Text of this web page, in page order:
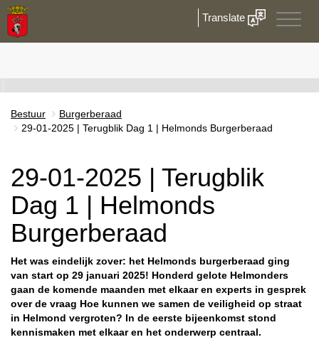
Toggle
Translate
Bestuur
Burgerberaad
29-01-2025 | Terugblik Dag 1 | Helmonds Burgerberaad
29-01-2025 | Terugblik
Dag 1 | Helmonds
Burgerberaad
Het was eindelijk zover: het Helmonds burgerberaad ging
van start op 29 januari 2025! Honderd gelote Helmonders
gaan de komende maanden met elkaar en experts in gesprek
over de vraag Hoe kunnen we samen de veiligheid op straat
in Helmond vergroten? In de eerste bijeenkomst stond
kennismaken met elkaar en het onderwerp centraal.